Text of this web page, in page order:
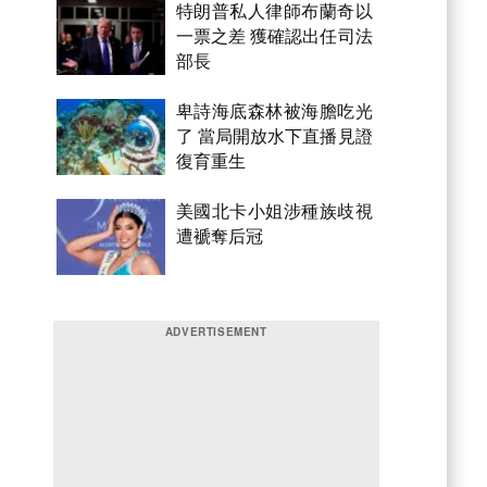
特朗普私人律師布蘭奇以
一票之差 獲確認出任司法
部長
卑詩海底森林被海膽吃光
了 當局開放水下直播見證
復育重生
美國北卡小姐涉種族歧視
遭褫奪后冠